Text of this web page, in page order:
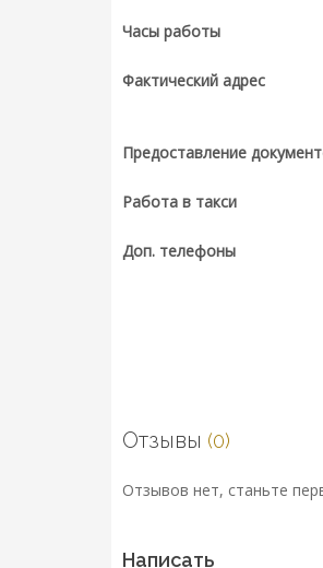
Часы работы
Фактический адрес
Предоставление
Работа в такси
Доп. телефоны
Отзывы (0)
Отзывов нет, станьте
Написать